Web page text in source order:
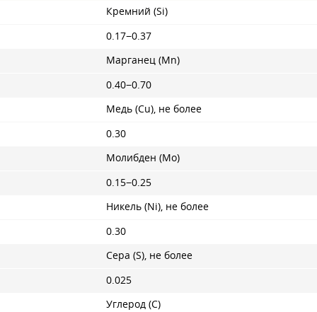
Кремний (Si)
0.17−0.37
Марганец (Mn)
0.40−0.70
Медь (Cu), не более
0.30
Молибден (Mo)
0.15−0.25
Никель (Ni), не более
0.30
Сера (S), не более
0.025
Углерод (C)